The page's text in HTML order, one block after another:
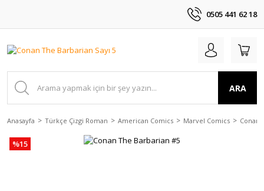
0505 441 62 18
ARA
Anasayfa Türkçe Çizgi Roman American Comics Marvel Comics Conan
%15